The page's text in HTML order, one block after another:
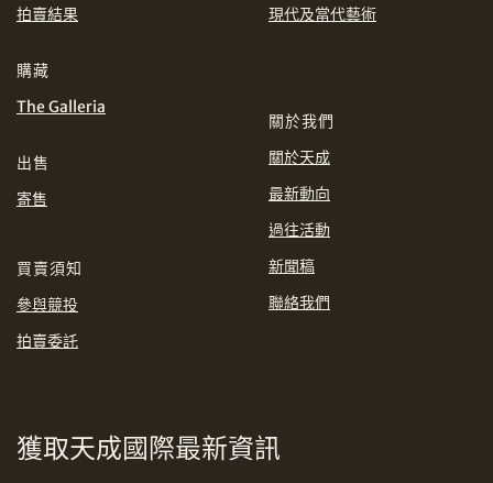
分享到WhatsApp
GBP
MYR
SGD
拍賣結果
購藏
The Galleria
出售
寄售
買賣須知
參與競投
拍賣委託
現代及當代藝術
關於我們
關於天成
最新動向
過往活動
新聞稿
聯絡我們
獲取天成國際最新資訊